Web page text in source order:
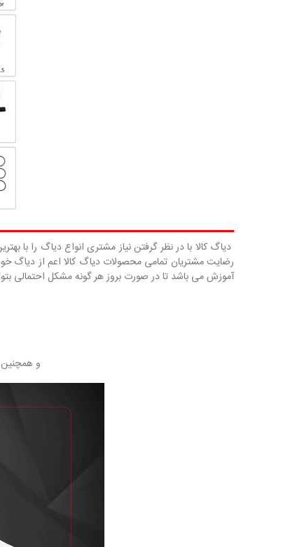
دیاگ کالا با در نظر گرفتن نیاز مشتری انواع دیاگ را با
رضایت مشتریان تمامی محصولات دیاگ کالا اعم از دیاگ
آموزش می باشد تا در صورت بروز هر گونه مشکل احتمالی
و همچنین